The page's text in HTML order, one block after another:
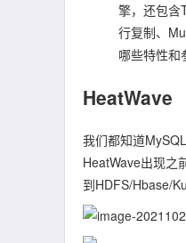
擎，还包含
行复制、
哪些特性和
HeatWave
我们都知道
HeatWave出现之
到HDFS/Hbase/